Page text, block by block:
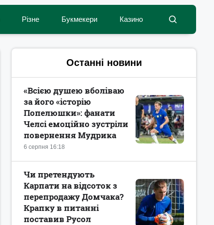
Різне Букмекери Казино
Останні новини
6 серпня 16:18
«Всією душею вболіваю
за його «історію
Попелюшки»: фанати
Челсі емоційно зустріли
повернення Мудрика
Чи претендують
Карпати на відсоток з
перепродажу Домчака?
Крапку в питанні
поставив Русол